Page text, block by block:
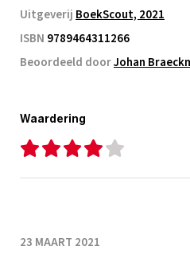
Uitgeverij BoekScout, 2021
ISBN 9789464311266
Beoordeeld doorJohan
Waardering
23 MAART 2021